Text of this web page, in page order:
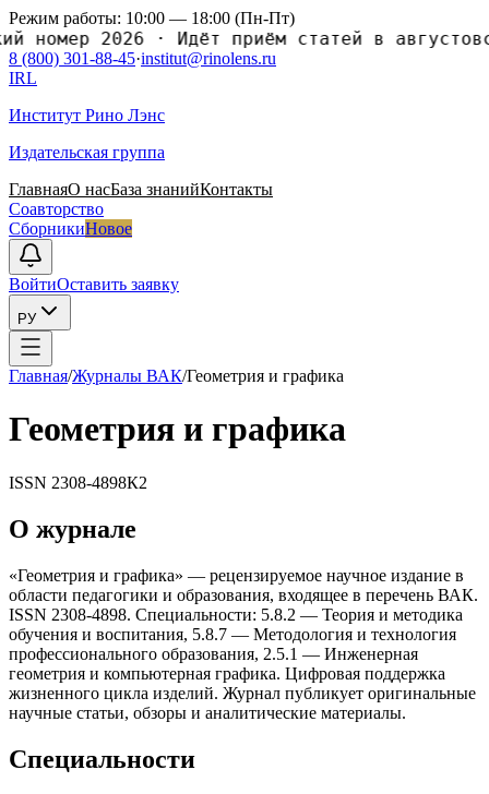
Режим работы: 10:00 — 18:00 (Пн-Пт)
2026·Идёт приём статей в
8 (800) 301-88-45·institut@rinolens.ru
IRL
Институт Рино Лэнс
Издательская группа
ГлавнаяО насБаза знанийКонтакты
Соавторство
СборникиНовое
ВойтиОставить заявку
РУ
Главная/Журналы ВАК/Геометрия и графика
Геометрия и графика
ISSN 2308-4898К2
О журнале
«Геометрия и графика» — рецензируемое научное издание в
области педагогики и образования, входящее в перечень ВАК.
ISSN 2308-4898. Специальности: 5.8.2 — Теория и методика
обучения и воспитания, 5.8.7 — Методология и теxнология
профессионального образования, 2.5.1 — Инженерная
геометрия и компьютерная графика. Цифровая поддержка
жизненного цикла изделий. Журнал публикует оригинальные
научные статьи, обзоры и аналитические материалы.
Специальности